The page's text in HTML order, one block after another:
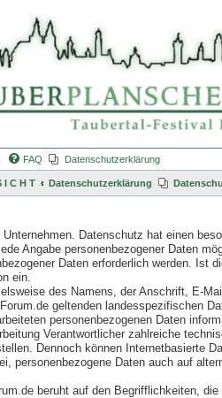
FAQ Datenschutzerklärung
I C H T Datenschutzerklärung
Datenschutz hat einen
Angabe personenbezogener Daten
Daten erforderlich werden. Ist
ein.
des Namens, der Anschrift, E-
geltenden landesspezifischen
personenbezogenen Daten
Verantwortlicher zahlreiche
Dennoch können Internetbasierte
personenbezogene Daten auch auf
beruht auf den Begrifflichkeiten,